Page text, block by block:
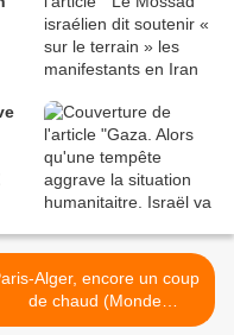
Alger, encore un coup
de chaud (Monde
diplomatique) >